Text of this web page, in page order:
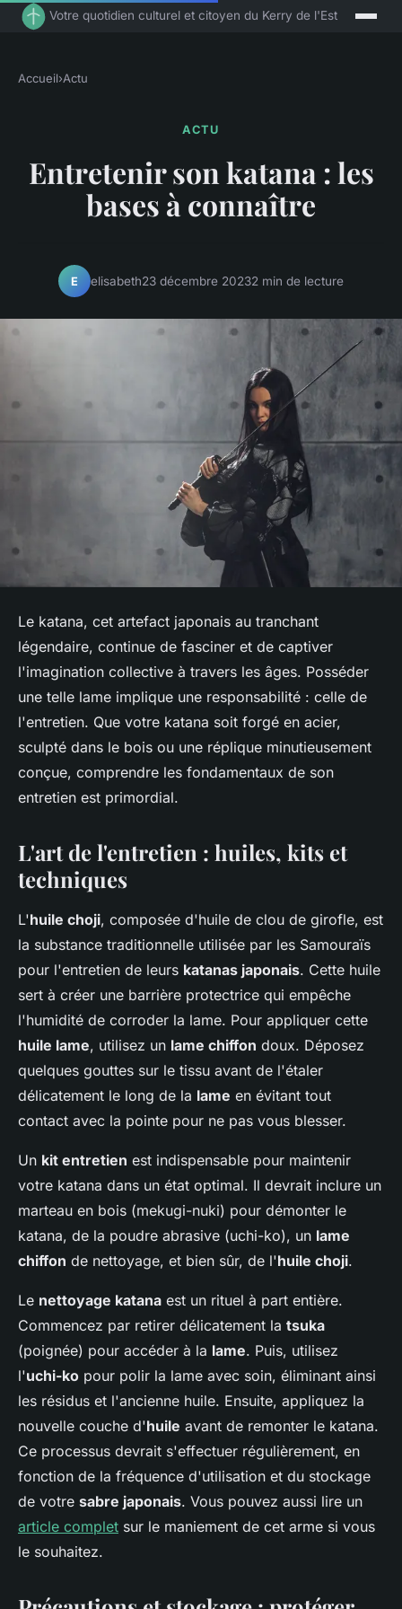
Votre quotidien culturel et citoyen du Kerry de l'Est
Accueil›Actu
ACTU
Entretenir son katana : les
bases à connaître
E elisabeth23 décembre 20232 min de lecture
Le katana, cet artefact japonais au tranchant
légendaire, continue de fasciner et de captiver
l'imagination collective à travers les âges. Posséder
une telle lame implique une responsabilité : celle de
l'entretien. Que votre katana soit forgé en acier,
sculpté dans le bois ou une réplique minutieusement
conçue, comprendre les fondamentaux de son
entretien est primordial.
L'art de l'entretien : huiles, kits et
techniques
L'huile choji, composée d'huile de clou de girofle, est
la substance traditionnelle utilisée par les Samouraïs
pour l'entretien de leurs katanas japonais. Cette huile
sert à créer une barrière protectrice qui empêche
l'humidité de corroder la lame. Pour appliquer cette
huile lame, utilisez un lame chiffon doux. Déposez
quelques gouttes sur le tissu avant de l'étaler
délicatement le long de la lame en évitant tout
contact avec la pointe pour ne pas vous blesser.
Un kit entretien est indispensable pour maintenir
votre katana dans un état optimal. Il devrait inclure un
marteau en bois (mekugi-nuki) pour démonter le
katana, de la poudre abrasive (uchi-ko), un lame
chiffon de nettoyage, et bien sûr, de l'huile choji.
Le nettoyage katana est un rituel à part entière.
Commencez par retirer délicatement la tsuka
(poignée) pour accéder à la lame. Puis, utilisez
l'uchi-ko pour polir la lame avec soin, éliminant ainsi
les résidus et l'ancienne huile. Ensuite, appliquez la
nouvelle couche d'huile avant de remonter le katana.
Ce processus devrait s'effectuer régulièrement, en
fonction de la fréquence d'utilisation et du stockage
de votre sabre japonais. Vous pouvez aussi lire un
article complet sur le maniement de cet arme si vous
le souhaitez.